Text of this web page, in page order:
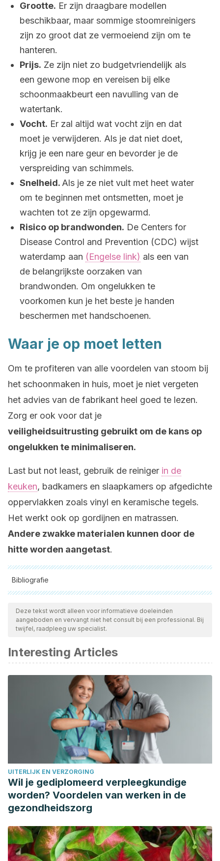
Grootte. Er zijn draagbare modellen
beschikbaar, maar sommige stoomreinigers
zijn zo groot dat ze vermoeiend zijn om te
hanteren.
Prijs. Ze zijn niet zo budgetvriendelijk als
een gewone mop en vereisen bij elke
schoonmaakbeurt een navulling van de
watertank.
Vocht. Er zal altijd wat vocht zijn en dat
moet je verwijderen. Als je dat niet doet,
krijg je een nare geur en bevorder je de
verspreiding van schimmels.
Snelheid. Als je ze niet vult met heet water
om te beginnen met ontsmetten, moet je
wachten tot ze zijn opgewarmd.
Risico op brandwonden. De Centers for
Disease Control and Prevention (CDC) wijst
waterdamp aan (Engelse link) als een van
de belangrijkste oorzaken van
brandwonden. Om ongelukken te
voorkomen kun je het beste je handen
beschermen met handschoenen.
Waar je op moet letten
Om te profiteren van alle voordelen van stoom bij
het schoonmaken in huis, moet je niet vergeten
het advies van de fabrikant heel goed te lezen.
Zorg er ook voor dat je
veiligheidsuitrusting gebruikt om de kans op
ongelukken te minimaliseren.
Last but not least, gebruik de reiniger in de
keuken, badkamers en slaapkamers op afgedichte
oppervlakken zoals vinyl en keramische tegels.
Het werkt ook op gordijnen en matrassen.
Andere zwakke materialen kunnen door de
hitte worden aangetast.
Bibliografie
Alle aangehaalde bronnen zijn grondig gecontroleerd door
ons team om hun kwaliteit, betrouwbaarheid, actualiteit en
geldigheid te waarborgen. De bibliografie van dit artikel werd
Controlar el polvo, los ácaros del polvo y otros alérgenos
en su hogar. Universidad de la Salud de Michigan. Estados
Unidos. https://www.uofmhealth.org/health-library/rt1233
Cui Y, Qian J, Li L, Zhou Y. Alergia inducida por ácaros
domésticos: causas, diagnóstico y perspectivas de futuro.
Revista Internacional de Inmunopatología y Farmacología.
Vol. 32. Reino Unido; 2018.
https://www.ncbi.nlm.nih.gov/pmc/articles/PMC6201173/
Quemaduras no fatales relacionadas con escaldaduras
entre adultos de ≥ 65 años. Centros para el Control y la
Prevención de Enfermedades. Estados Unidos, 2009.
https://www.cdc.gov/mmwr/preview/mmwrhtml/mm5836a1.htm
gérmenes? Consumer Reports. Estados Unidos; 2020.
https://www.consumerreports.org/es/hogar/puede-
trapeador-de-vapor-matar-germenes/
Deze tekst wordt alleen voor informatieve doeleinden
aangeboden en vervangt niet het consult bij een professional. Bij
twijfel, raadpleeg uw specialist.
Interesting Articles
UITERLIJK EN VERZORGING
Wil je gediplomeerd verpleegkundige
worden? Voordelen van werken in de
gezondheidszorg